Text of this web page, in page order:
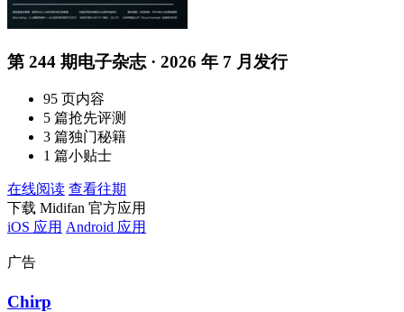
第 244 期电子杂志 · 2026 年 7 月发行
95 页内容
5 篇抢先评测
3 篇独门秘籍
1 篇小贴士
在线阅读 查看往期
下载 Midifan 官方应用
iOS 应用 Android 应用
广告
Chirp